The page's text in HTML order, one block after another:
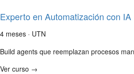
Experto en Automatización con IA
4 meses · UTN
Build agents que reemplazan procesos
Ver curso →